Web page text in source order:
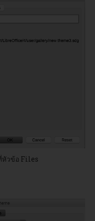
หัวข้อ Files